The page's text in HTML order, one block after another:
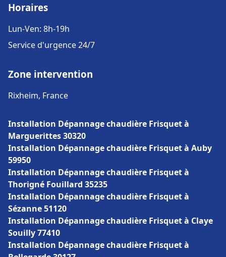
Horaires
Lun-Ven: 8h-19h
Service d'urgence 24/7
Zone intervention
Rixheim, France
Installation Dépannage chaudière Frisquet à
Marguerittes 30320
Installation Dépannage chaudière Frisquet à Auby
59950
Installation Dépannage chaudière Frisquet à
Thorigné Fouillard 35235
Installation Dépannage chaudière Frisquet à
Sézanne 51120
Installation Dépannage chaudière Frisquet à Claye
Souilly 77410
Installation Dépannage chaudière Frisquet à